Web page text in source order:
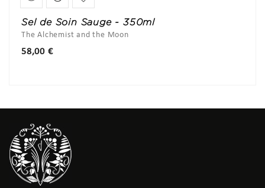
Sel de Soin Sauge - 350ml
The Alchemist and the Moon
58,00 €